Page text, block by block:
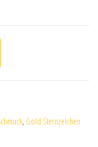
aus 333
, Gold Sternzeichen